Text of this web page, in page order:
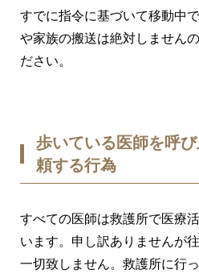
すでに指令に基づいて移動中
や家族の搬送は絶対しません
ださい。
歩いている医師を呼
頼する行為
すべての医師は救護所で医療
います。申し訳ありませんが
一切致しません。救護所に行